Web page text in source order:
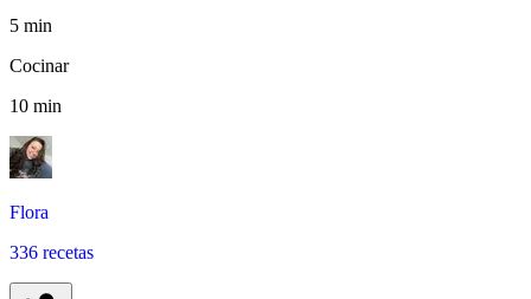
5 min
Cocinar
10 min
Flora
336 recetas